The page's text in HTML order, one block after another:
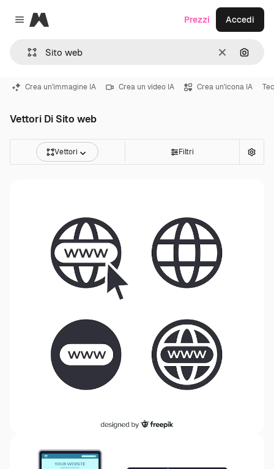
Close menu
Magnific
CancellaCerca
Prezzi Accedi
Crea un'immagine IA Crea un video IA Crea un'icona IA
Vettori Di Sito web
Vettori Filtri